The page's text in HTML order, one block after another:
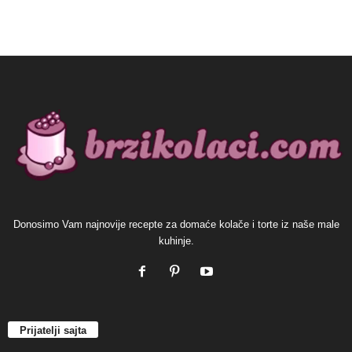
Donosimo Vam najnovije recepte za domaće kolače i torte iz naše male
kuhinje.
Prijatelji sajta